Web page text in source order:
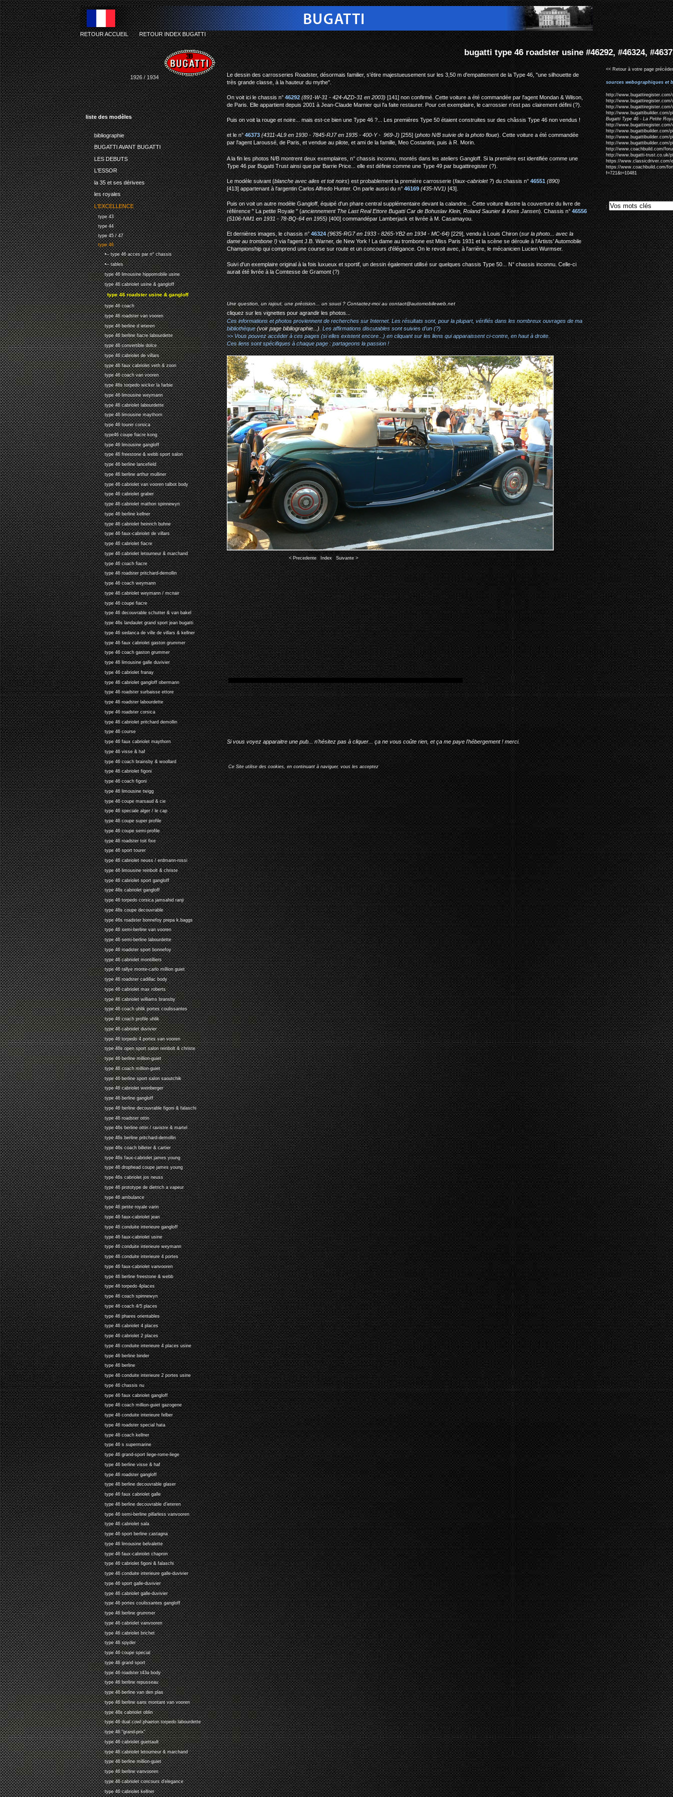
liste des modèles
bibliographie
BUGATTI AVANT BUGATTI
LES DEBUTS
L'ESSOR
la 35 et ses dérivees
les royales
L'EXCELLENCE
type 43
type 44
type 45 / 47
type 46
•-- type 46 acces par n° chassis
•-- tables
type 46 limousine hippomobile usine
type 46 cabriolet usine & gangloff
type 46 roadster usine & gangloff
type 46 coach
type 46 roadster van vooren
type 46 berline d ieteren
type 46 berline fiacre labourdette
type 46 convertible dolce
type 46 cabriolet de villars
type 46 faux cabriolet veth & zoon
type 46 coach van vooren
type 46s torpedo wicker la farbie
type 46 limousine weymann
type 46 cabriolet labourdette
type 46 limousine maythorn
type 46 tourer corsica
type46 coupe fiacre kong
type 46 limousine gangloff
type 46 freestone & webb sport salon
type 46 berline lancefield
type 46 berline arthur mulliner
type 46 cabriolet van vooren talbot body
type 46 cabriolet graber
type 46 cabriolet mathon spinnewyn
type 46 berline kellner
type 46 cabriolet heinrich buhne
type 46 faux-cabriolet de villars
type 46 cabriolet fiacre
type 46 cabriolet letourneur & marchand
type 46 coach fiacre
type 46 roadster pritchard-demollin
type 46 coach weymann
type 46 cabriolet weymann / mcnair
type 46 coupe fiacre
type 46 decouvrable schutter & van bakel
type 46s landaulet grand sport jean bugatti
type 46 sedanca de ville de villars & kellner
type 46 faux cabriolet gaston grummer
type 46 coach gaston grummer
type 46 limousine galle duvivier
type 46 cabriolet franay
type 46 cabriolet gangloff obermann
type 46 roadster surbaisse ettore
type 46 roadster labourdette
type 46 roadster corsica
type 46 cabriolet pritchard demollin
type 46 course
type 46 faux cabriolet maythorn
type 46 visse & haf
type 46 coach brainsby & woollard
type 46 cabriolet figoni
type 46 coach figoni
type 46 limousine twigg
type 46 coupe marsaud & cie
type 46 speciale alger / le cap
type 46 coupe super profile
type 46 coupe semi-profile
type 46 roadster toit fixe
type 46 sport tourer
type 46 cabriolet neuss / erdmann-rossi
type 46 limousine reinbolt & christe
type 46 cabriolet sport gangloff
type 46s cabriolet gangloff
type 46 torpedo corsica jamsahid ranji
type 46s coupe decouvrable
type 46s roadster bonnefoy prepa k.baggs
type 46 semi-berline van vooren
type 46 semi-berline labourdette
type 46 roadster sport bonnefoy
type 46 cabriolet montilliers
type 46 rallye monte-carlo million guiet
type 46 roadster cadillac body
type 46 cabriolet max roberts
type 46 cabriolet williams bransby
type 46 coach uhlik portes coulissantes
type 46 coach profile uhlik
type 46 cabriolet duvivier
type 46 torpedo 4 portes van vooren
type 46s open sport salon reinbolt & christe
type 46 berline million-guiet
type 46 coach million-guiet
type 46 berline sport salon saoutchik
type 46 cabriolet weinberger
type 46 berline gangloff
type 46 berline decouvrable figoni & falaschi
type 46 roadster ottin
type 46s berline ottin / ravistre & martel
type 46s berline pritchard-demollin
type 46s coach billeter & cartier
type 46s faux-cabriolet james young
type 46 drophead coupe james young
type 46s cabriolet jos neuss
type 46 prototype de dietrich a vapeur
type 46 ambulance
type 46 petite royale varin
type 46 faux-cabriolet jean
type 46 conduite interieure gangloff
type 46 faux-cabriolet usine
type 46 conduite interieure weymann
type 46 conduite interieure 4 portes
type 46 faux-cabriolet vanvooren
type 46 berline freestone & webb
type 46 torpedo 4places
type 46 coach spinnewyn
type 46 coach 4/5 places
type 46 phares orientables
type 46 cabriolet 4 places
type 46 cabriolet 2 places
type 46 conduite interieure 4 places usine
type 46 berline binder
type 46 berline
type 46 conduite interieure 2 portes usine
type 46 chassis nu
type 46 faux cabriolet gangloff
type 46 coach million-guiet gazogene
type 46 conduite interieure felber
type 46 roadster special hata
type 46 coach kellner
type 46 s supermarine
type 46 grand-sport liege-rome-liege
type 46 berline visse & haf
type 46 roadster gangloff
type 46 berline decouvrable glaser
type 46 faux cabriolet galle
type 46 berline decouvrable d'ieteren
type 46 semi-berline pillarless vanvooren
type 46 cabriolet sala
type 46 sport berline castagna
type 46 limousine belvalette
type 46 faux-cabriolet chapron
type 46 cabriolet figoni & falaschi
type 46 conduite interieure galle-duvivier
type 46 sport galle-duvivier
type 46 cabriolet galle-duvivier
type 46 portes coulissantes gangloff
type 46 berline grummer
type 46 cabriolet vanvooren
type 46 cabriolet brichet
type 46 spyder
type 46 coupe special
type 46 grand sport
type 46 roadster t43a body
type 46 berline repusseau
type 46 berline van den plas
type 46 berline sans montant van vooren
type 46s cabriolet oblin
type 46 dual cowl phaeton torpedo labourdette
type 46 "grand-prix"
type 46 cabriolet guettault
type 46 cabriolet letourneur & marchand
type 46 berline million-guiet
type 46 berline vanvooren
type 46 cabriolet concours d'elegance
type 46 cabriolet kellner
bugatti type 46 roadster usine #46292, #46324, #46373
RETOUR ACCUEIL-RETOUR INDEX BUGATTI
1926 / 1934
Le dessin des carrosseries Roadster, désormais familier, s'étire majestueusement sur les 3,50 m d'empattement de la Type 46, "une silhouette de
très grande classe, à la hauteur du mythe".
On voit ici le chassis n°46292(891-W-31 - 424-AZD-31 en 2003)[141] non confirmé. Cette voiture a été commandée par l'agent Mondan & Wilson,
de Paris. Elle appartient depuis 2001 à Jean-Claude Marnier qui l'a faite restaurer. Pour cet exemplaire, le carrossier n'est pas clairement défini (?).
Puis on voit la rouge et noire... mais est-ce bien une Type 46 ?... Les premières Type 50 étaient construites sur des châssis Type 46 non vendus !
et le n°46373(4311-AL9 en 1930 - 7845-RJ7 en 1935 - 400-Y - 969-J) [255] (photo N/B suivie de la photo floue). Cette voiture a été commandée
par l'agent Laroussé, de Paris, et vendue au pilote, et ami de la famille, Meo Costantini, puis à R. Morin.
A la fin les photos N/B montrent deux exemplaires, n° chassis inconnu, montés dans les ateliers Gangloff. Si la première est identifiée comme une
Type 46 par Bugatti Trust ainsi que par Barrie Price... elle est définie comme une Type 49 par bugattiregister (?).
Le modèle suivant (blanche avec ailes et toit noirs) est probablement la première carrosserie (faux-cabriolet ?) du chassis n° 46551 (890)
[413] appartenant à l'argentin Carlos Alfredo Hunter. On parle aussi du n° 46169 (435-NV1) [43].
Puis on voit un autre modèle Gangloff, équipé d'un phare central supplémentaire devant la calandre... Cette voiture illustre la couverture du livre de
référence " La petite Royale " (anciennement The Last Real Ettore Bugatti Carde Bohuslav Klein, Roland Saunier & Kees Jansen). Chassis n° 46556
(5106-NM1 en 1931 - 78-BQ-64 en 1955)[400] commandépar Lamberjack et livrée à M. Casamayou.
Et dernières images, le chassis n°46324(9635-RG7 en 1933 - 8265-YB2 en 1934 - MC-64) [229], vendu à Louis Chiron (sur la photo... avec la
dame au trombone !)via l'agent J.B. Warner, de New York ! La dame au trombone est Miss Paris 1931 et la scène se déroule à l'Artists’ Automobile
Championship qui comprend une course sur route et un concours d'élégance. On le revoit avec, à l'arrière, le mécanicien Lucien Wurmser.
Suivi d'un exemplaire original à la fois luxueux et sportif, un dessin également utilisé sur quelques chassis Type 50... N° chassis inconnu. Celle-ci
aurait été livrée à la Comtesse de Gramont (?)
Une question, un rajout, une précision... un souci ? Contactez-moi aucontact@automobileweb.net
cliquez sur les vignettes pour agrandir les photos...
Ces informations et photos proviennent de recherches sur Internet. Les résultats sont, pour la plupart, vérifiés dans les nombreux ouvrages de ma
bibliothèque(voir page bibliographie...). Les affirmations discutables sont suivies d'un (?)
>> Vous pouvez accéder à ces pages (si elles existent encore...) en cliquant sur les liens qui apparaissent ci-contre, en haut à droite.
Ces liens sont spécifiques à chaque page : partageons la passion !
Image 14 of 45
< Precedente|Index| Suivante >
Si vous voyez apparaitre une pub... n'hésitez pas à cliquer... ça ne vous coûte rien, et ça me paye l'hébergement ! merci.
Ce Site utilise des cookies, en continuant à naviguer, vous les acceptez
<< Retour à votre page
sources webographiques et
http://www.bugattiregister.com/
http://
http://
http://www.bugattibuilder.com/
Bugatti Type 46 - La Petite
http://
http://www.bugattibuilder.com/
http://www.bugattibuilder.com/
http://www.bugattibuilder.com/
http://www.coachbuild.com/
http://www.bugatti-trust.co.uk/
https://www.classicdriver.com/
https://www.coachbuild.com/
f=721&t=10481
: